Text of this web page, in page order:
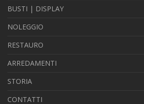
BUSTI | DISPLAY
NOLEGGIO
RESTAURO
ARREDAMENTI
STORIA
CONTATTI